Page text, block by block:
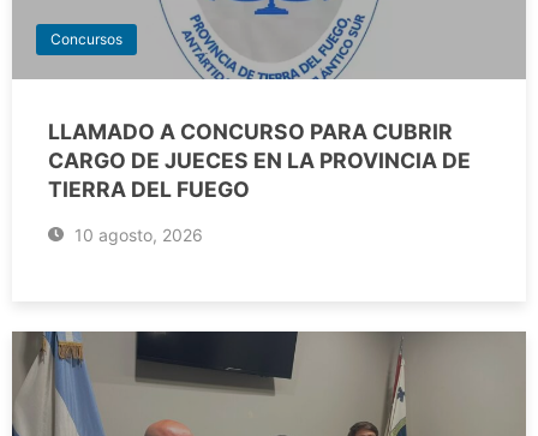
Concursos
LLAMADO A CONCURSO PARA CUBRIR
CARGO DE JUECES EN LA PROVINCIA DE
TIERRA DEL FUEGO
10 agosto, 2026